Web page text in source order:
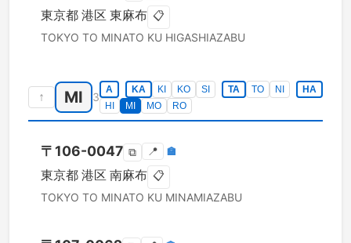
東京都 港区 東麻布 📋
TOKYO TO MINATO KU HIGASHIAZABU
↑ MI 3
A KA KI KO SI TA TO NI
HA
HI
MI MO RO
〒 106-0047 ⧉ 📍 🏣
東京都 港区 南麻布 📋
TOKYO TO MINATO KU MINAMIAZABU